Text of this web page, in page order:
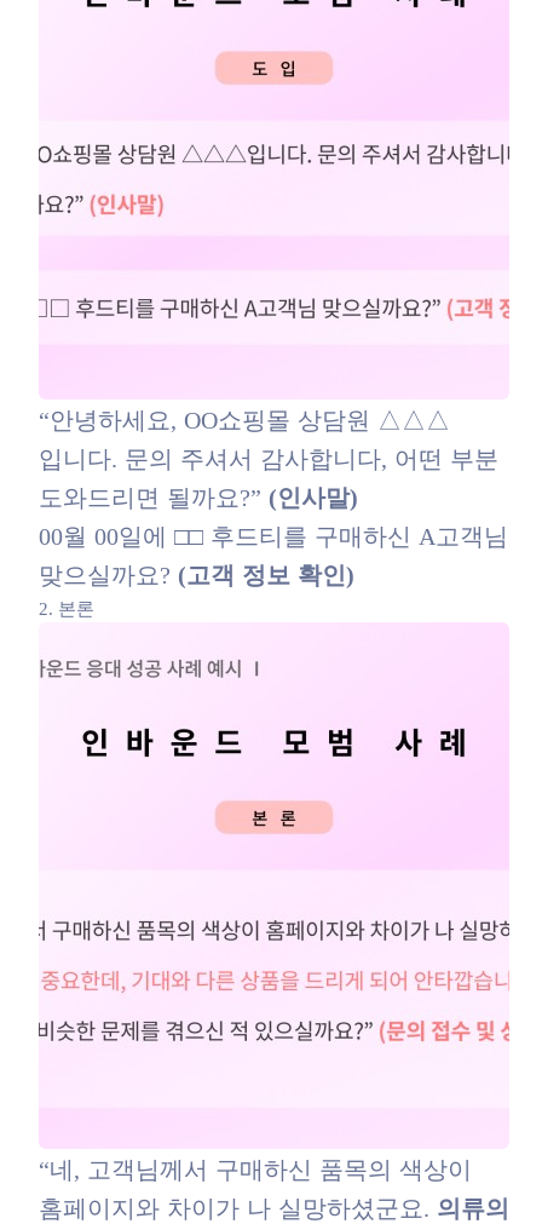
“안녕하세요, OO쇼핑몰 상담원 △△△
입니다. 문의 주셔서 감사합니다, 어떤 부분
도와드리면 될까요?” (인사말)
00월 00일에 □□ 후드티를 구매하신 A고객님
맞으실까요? (고객 정보 확인)
2. 본론
“네, 고객님께서 구매하신 품목의 색상이
홈페이지와 차이가 나 실망하셨군요. 의류의